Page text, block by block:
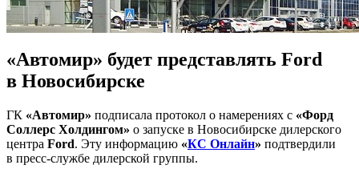
«Автомир» будет представлять Ford
в Новосибирске
ГК «Автомир» подписала протокол о намерениях с «Форд
Соллерс Холдингом» о запуске в Новосибирске дилерского
центра Ford. Эту информацию «КС Онлайн» подтвердили
в пресс-службе дилерской группы.